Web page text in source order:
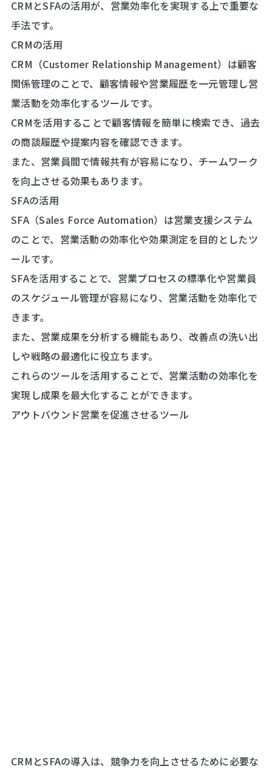
CRMとSFAの活用が、営業効率化を実現する上で重要な
手法です。
CRMの活用
CRM（Customer Relationship Management）は顧客
関係管理のことで、顧客情報や営業履歴を一元管理し営
業活動を効率化するツールです。
CRMを活用することで顧客情報を簡単に検索でき、過去
の商談履歴や提案内容を確認できます。
また、営業員間で情報共有が容易になり、チームワーク
を向上させる効果もあります。
SFAの活用
SFA（Sales Force Automation）は営業支援システム
のことで、営業活動の効率化や効果測定を目的としたツ
ールです。
SFAを活用することで、営業プロセスの標準化や営業員
のスケジュール管理が容易になり、営業活動を効率化で
きます。
また、営業成果を分析する機能もあり、改善点の洗い出
しや戦略の最適化に役立ちます。
これらのツールを活用することで、営業活動の効率化を
実現し成果を最大化することができます。
アウトバウンド営業を促進させるツール
CRMとSFAの導入は、競争力を向上させるために必要な